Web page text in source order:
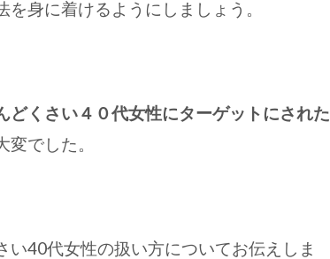
身に着けるようにしましょう。
くさい４０代女性にターゲットにされた
でした。
40代女性の扱い方についてお伝えしま